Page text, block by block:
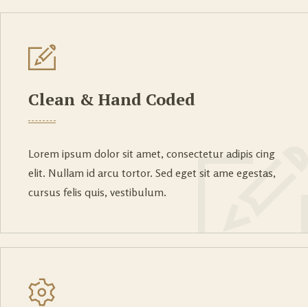
Clean & Hand Coded
Lorem ipsum dolor sit amet, consectetur adipis cing
elit. Nullam id arcu tortor. Sed eget sit ame egestas,
cursus felis quis, vestibulum.